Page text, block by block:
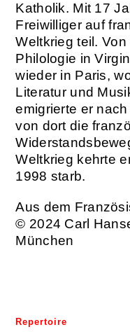
Katholik. Mit 17
Freiwilliger auf
Weltkrieg teil.
Philologie in
wieder in Paris,
Literatur und
emigrierte er
von dort die
Weltkrieg kehrte
1998 starb.
Aus dem
© 2024 Carl
München
Repertoire